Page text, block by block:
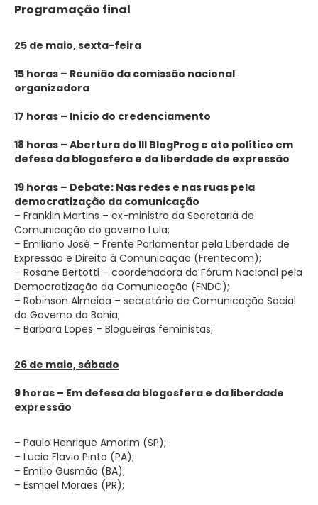
Programação final
25 de maio, sexta-feira
15 horas – Reunião da comissão nacional
organizadora
17 horas – Início do credenciamento
18 horas – Abertura do III BlogProg e ato político em
defesa da blogosfera e da liberdade de expressão
19 horas – Debate: Nas redes e nas ruas pela
democratização da comunicação
– Franklin Martins – ex-ministro da Secretaria de
Comunicação do governo Lula;
– Emiliano José – Frente Parlamentar pela Liberdade de
Expressão e Direito à Comunicação (Frentecom);
– Rosane Bertotti – coordenadora do Fórum Nacional pela
Democratização da Comunicação (FNDC);
– Robinson Almeida – secretário de Comunicação Social
do Governo da Bahia;
– Barbara Lopes – Blogueiras feministas;
26 de maio, sábado
9 horas – Em defesa da blogosfera e da liberdade
expressão
– Paulo Henrique Amorim (SP);
– Lucio Flavio Pinto (PA);
– Emílio Gusmão (BA);
– Esmael Moraes (PR);